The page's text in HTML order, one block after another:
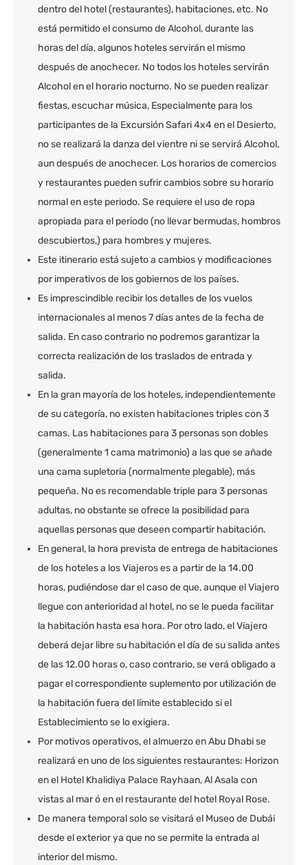
dentro del hotel (restaurantes), habitaciones, etc. No
está permitido el consumo de Alcohol, durante las
horas del día, algunos hoteles servirán el mismo
después de anochecer. No todos los hoteles servirán
Alcohol en el horario nocturno. No se pueden realizar
fiestas, escuchar música, Especialmente para los
participantes de la Excursión Safari 4x4 en el Desierto,
no se realizará la danza del vientre ni se servirá Alcohol,
aun después de anochecer. Los horarios de comercios
y restaurantes pueden sufrir cambios sobre su horario
normal en este periodo. Se requiere el uso de ropa
apropiada para el periodo (no llevar bermudas, hombros
descubiertos,) para hombres y mujeres.
Este itinerario está sujeto a cambios y modificaciones
por imperativos de los gobiernos de los países.
Es imprescindible recibir los detalles de los vuelos
internacionales al menos 7 días antes de la fecha de
salida. En caso contrario no podremos garantizar la
correcta realización de los traslados de entrada y
salida.
En la gran mayoría de los hoteles, independientemente
de su categoría, no existen habitaciones triples con 3
camas. Las habitaciones para 3 personas son dobles
(generalmente 1 cama matrimonio) a las que se añade
una cama supletoria (normalmente plegable), más
pequeña. No es recomendable triple para 3 personas
adultas, no obstante se ofrece la posibilidad para
aquellas personas que deseen compartir habitación.
En general, la hora prevista de entrega de habitaciones
de los hoteles a los Viajeros es a partir de la 14.00
horas, pudiéndose dar el caso de que, aunque el Viajero
llegue con anterioridad al hotel, no se le pueda facilitar
la habitación hasta esa hora. Por otro lado, el Viajero
deberá dejar libre su habitación el día de su salida antes
de las 12.00 horas o, caso contrario, se verá obligado a
pagar el correspondiente suplemento por utilización de
la habitación fuera del límite establecido si el
Establecimiento se lo exigiera.
Por motivos operativos, el almuerzo en Abu Dhabi se
realizará en uno de los siguientes restaurantes: Horizon
en el Hotel Khalidiya Palace Rayhaan, Al Asala con
vistas al mar ó en el restaurante del hotel Royal Rose.
De manera temporal solo se visitará el Museo de Dubái
desde el exterior ya que no se permite la entrada al
interior del mismo.